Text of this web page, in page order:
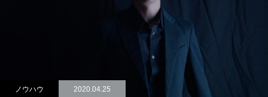
ノウハウ 2020.04.25